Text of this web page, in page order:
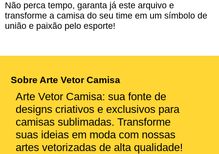
Não perca tempo, garanta já este arquivo e
transforme a camisa do seu time em um símbolo de
união e paixão pelo esporte!
Sobre Arte Vetor Camisa
Arte Vetor Camisa: sua fonte de
designs criativos e exclusivos para
camisas sublimadas. Transforme
suas ideias em moda com nossas
artes vetorizadas de alta qualidade!